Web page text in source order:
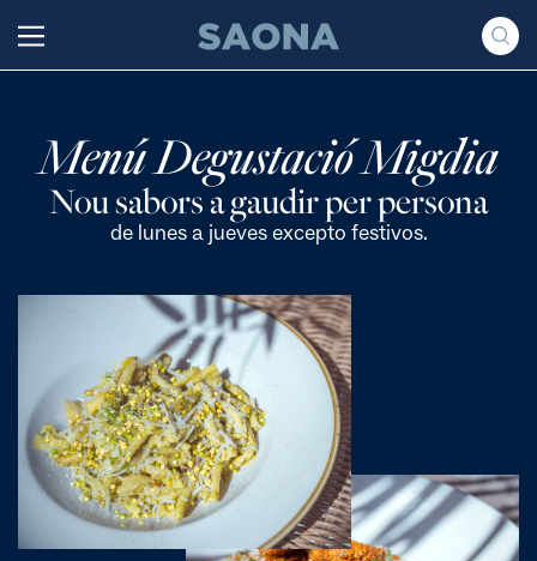
Grupo Saona
Menú Degustació Migdia
Nou sabors a gaudir per persona
de lunes a jueves excepto festivos.